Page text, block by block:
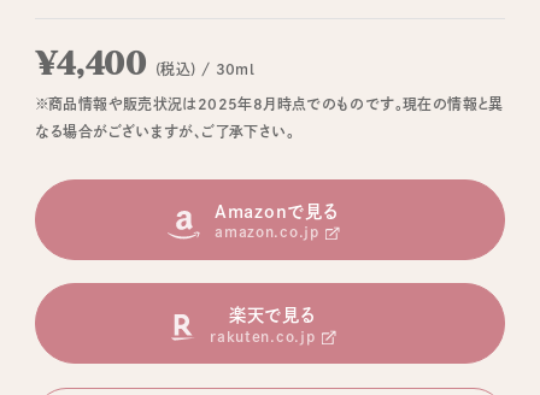
¥4,400 (税込) / 30ml
※商品情報や販売状況は2025年8月時点でのものです。現在の情報と異
なる場合がございますが、ご了承下さい。
Amazonで見る
amazon.co.jp
楽天で見る
rakuten.co.jp